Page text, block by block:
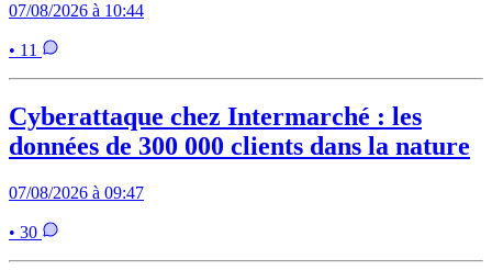
07/08/2026 à 10:44
• 11
Cyberattaque chez Intermarché : les
données de 300 000 clients dans la nature
07/08/2026 à 09:47
• 30